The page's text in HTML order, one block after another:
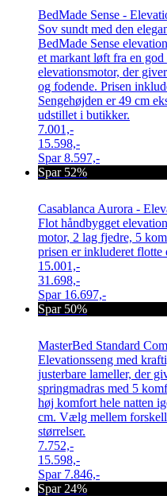
BedMade Sense -
Sov sundt med den
BedMade Sense
et markant løft fra en
elevationsmotor, der
og fodende. Prisen
Sengehøjden er 49 cm
udstillet i butikker.
7.001,-
15.598,-
Spar8.597,-
Spar 52%
Casablanca Aurora -
Flot håndbygget
motor, 2 lag fjedre, 5
prisen er inkluderet flotte
15.001,-
31.698,-
Spar 16.697,-
Spar 50%
MasterBed Standard
Elevationsseng med
justerbare lameller, der
springmadras med 5
høj komfort hele natten
cm. Vælg mellem
størrelser.
7.752,-
15.598,-
Spar 7.846,-
Spar 24%